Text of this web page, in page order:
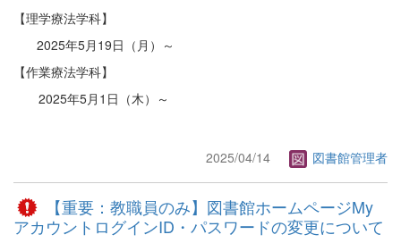
【理学療法学科】
2025年5月19日（月）～
【作業療法学科】
2025年5月1日（木）～
2025/04/14 図書館管理者
【重要：教職員のみ】図書館ホームページMy
アカウントログインID・パスワードの変更について